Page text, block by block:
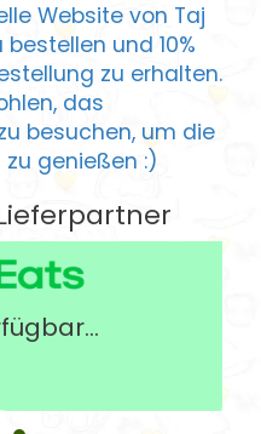
Website von Taj
und 10%
zu erhalten.
das
besuchen, um die
genießen :)